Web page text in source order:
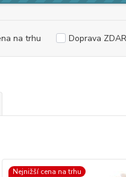
na trhu Doprava
Nejnižší cena na trhu